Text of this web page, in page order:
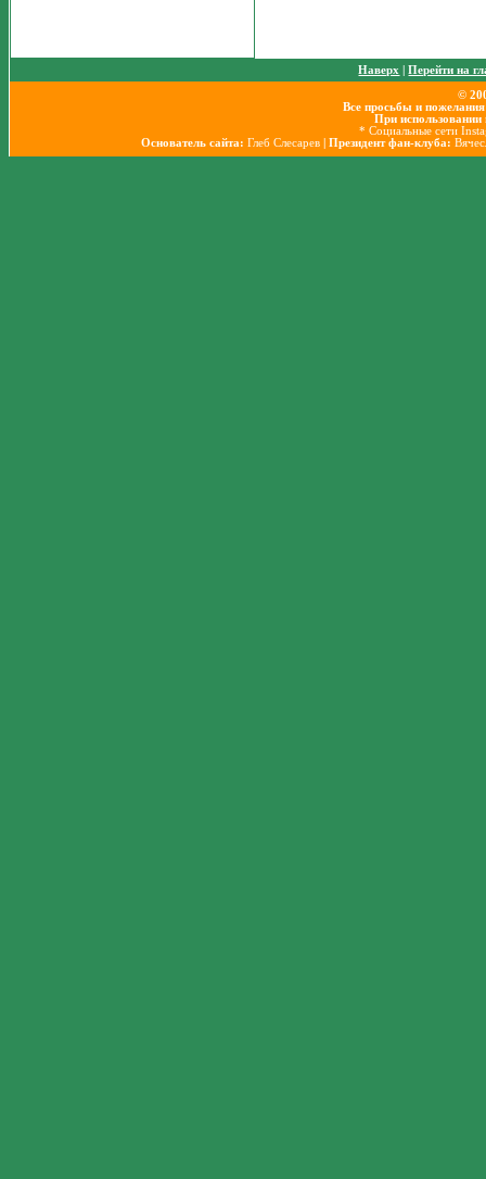
Наверх |Перейти на
©
Все просьбы и
При использовании
* Социальные сети
Основатель сайта: Глеб Слесарев | Президент фан-клуба: